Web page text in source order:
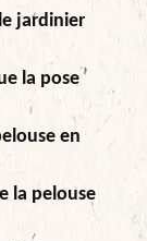
jardinier
la pose
en
la pelouse